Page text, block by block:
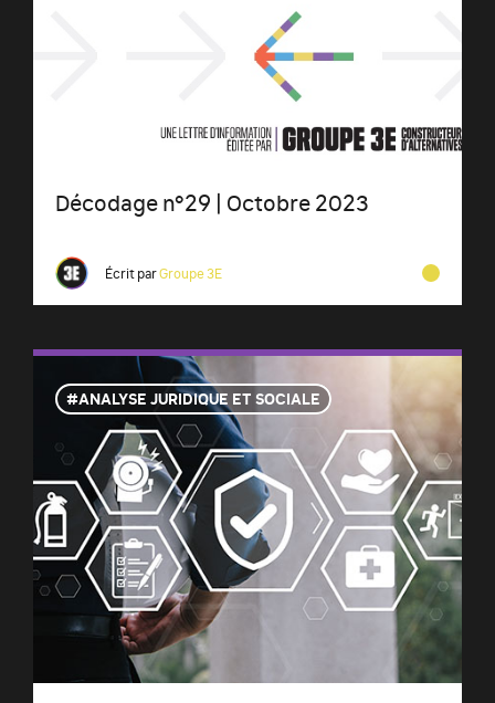
Décodage n°29 | Octobre 2023
Écrit parGroupe 3E
ANALYSE JURIDIQUE ET SOCIALE